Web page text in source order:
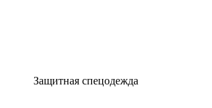
Защитная спецодежда